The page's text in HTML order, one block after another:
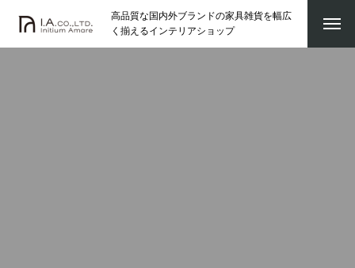
高品質な国内外ブランドの家具雑貨を幅広
く揃えるインテリアショップ